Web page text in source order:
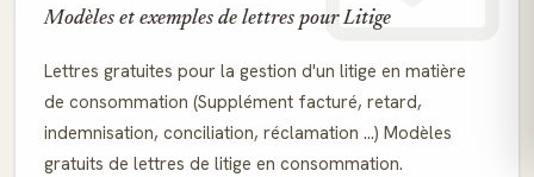
Modèles et exemples de lettres pour Litige
Lettres gratuites pour la gestion d'un litige en matière
de consommation (Supplément facturé, retard,
indemnisation, conciliation, réclamation ...) Modèles
gratuits de lettres de litige en consommation.